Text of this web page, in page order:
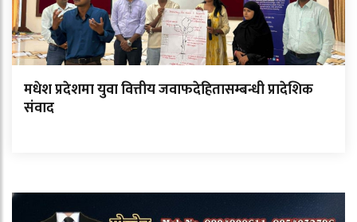
मधेश प्रदेशमा युवा वित्तीय जवाफदेहितासम्बन्धी प्रादेशिक
संवाद